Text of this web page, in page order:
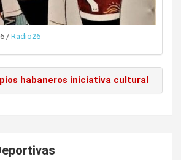
/ Radio26
habaneros iniciativa cultural